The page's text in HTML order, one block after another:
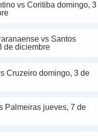
vs Coritiba domingo, 3
vs Santos
de diciembre
Cruzeiro domingo, 3 de
Palmeiras jueves, 7 de